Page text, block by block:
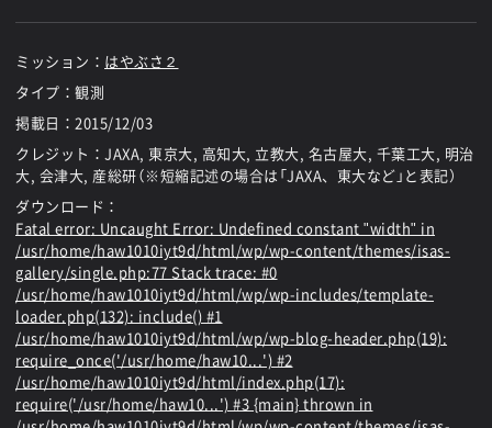
ミッション： はやぶさ２
タイプ：観測
掲載日： 2015/12/03
クレジット：JAXA, 東京大, 高知大, 立教大, 名古屋大, 千葉工大, 明治
大, 会津大, 産総研（※短縮記述の場合は「JAXA、東大など」と表記）
ダウンロード：
Fatal error: Uncaught Error: Undefined constant "width" in
/usr/home/haw1010iyt9d/html/wp/wp-content/themes/isas-
gallery/single.php:77 Stack trace: #0
/usr/home/haw1010iyt9d/html/wp/wp-includes/template-
loader.php(132): include() #1
/usr/home/haw1010iyt9d/html/wp/wp-blog-header.php(19):
require_once('/usr/home/haw10...') #2
/usr/home/haw1010iyt9d/html/index.php(17):
require('/usr/home/haw10...') #3 {main} thrown in